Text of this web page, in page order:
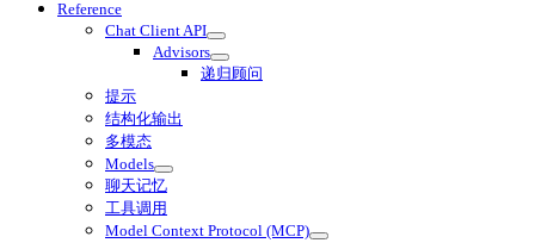
Reference
Chat Client API
Advisors
递归顾问
提示
结构化输出
多模态
Models
聊天记忆
工具调用
Model Context Protocol (MCP)